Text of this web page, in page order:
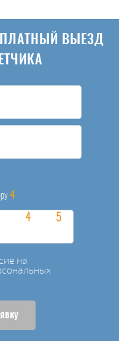
ВЫЕЗД
4
на